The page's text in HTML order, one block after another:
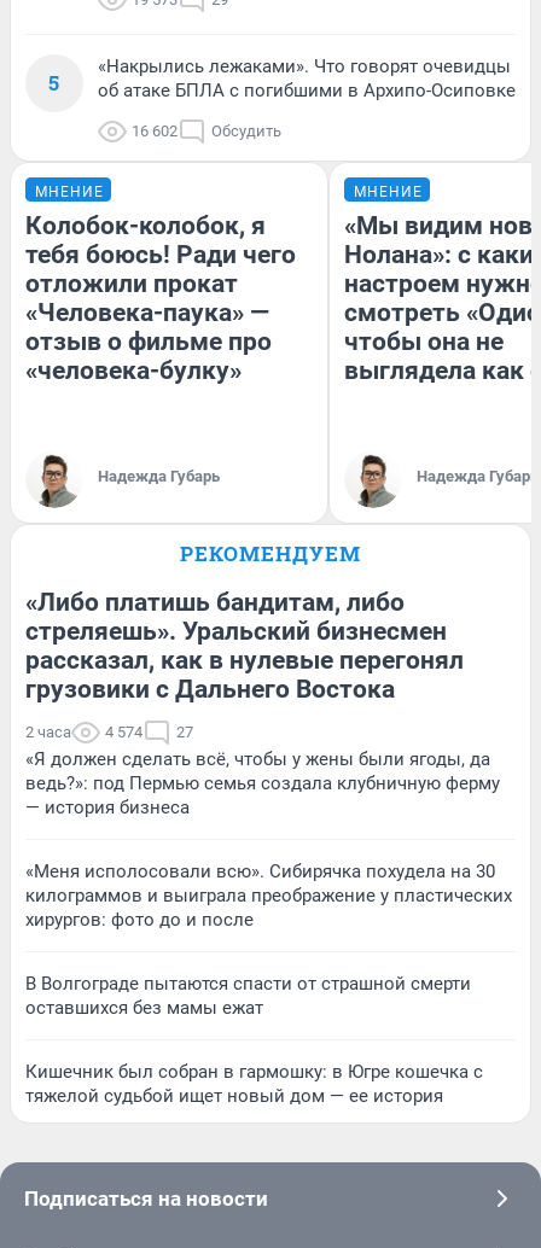
5
«Накрылись лежаками». Что говорят очевидцы
об атаке БПЛА с погибшими в Архипо-Осиповке
16 602 Обсудить
МНЕНИЕ
Колобок-колобок, я
тебя боюсь! Ради чего
отложили прокат
«Человека-паука» —
отзыв о фильме про
«человека-булку»
Надежда Губарь
МНЕНИЕ
«Мы видим
Нолана»: с
настроем
смотреть
чтобы она не
выглядела как
Надежда Губарь
РЕКОМЕНДУЕМ
«Либо платишь бандитам, либо
стреляешь». Уральский бизнесмен
рассказал, как в нулевые перегонял
грузовики с Дальнего Востока
2 часа 4 574 27
«Я должен сделать всё, чтобы у жены были ягоды, да
ведь?»: под Пермью семья создала клубничную ферму
— история бизнеса
«Меня исполосовали всю». Сибирячка похудела на 30
килограммов и выиграла преображение у пластических
хирургов: фото до и после
В Волгограде пытаются спасти от страшной смерти
оставшихся без мамы ежат
Кишечник был собран в гармошку: в Югре кошечка с
тяжелой судьбой ищет новый дом — ее история
Подписаться на новости